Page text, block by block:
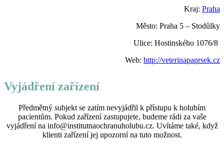
Kraj: Praha
Město: Praha 5 – Stodůlky
Ulice: Hostinského 1076/8
Web: http://veterinapaprsek.cz
Vyjádření zařízení
Předmětný subjekt se zatím nevyjádřil k přístupu k holubím
pacientům. Pokud zařízení zastupujete, budeme rádi za vaše
vyjádření na info@institutnaochranuholubu.cz. Uvítáme také, když
klienti zařízení jej upozorní na tuto možnost.